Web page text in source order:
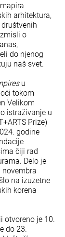
arhitektura,
o
do njenog
naš svet.
u
tokom
Velikom
istraživanje u
Prize)
godine
čiji rad
Delo je
na izuzetne
korena
otvoreno je 10.
do 23.